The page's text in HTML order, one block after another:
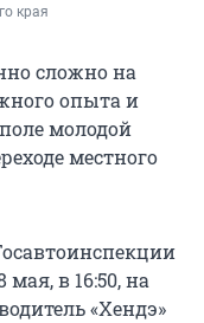
края
сложно на
опыта и
молодой
местного
в 16:50, на
«Хендэ»